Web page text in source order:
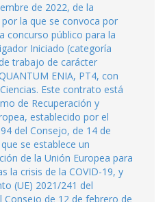
de 2022, de la
la que se convoca por
concurso público para la
Iniciado (categoría
trabajo de carácter
ENIA, PT4, con
Este contrato está
de Recuperación y
establecido por el
del Consejo, de 14 de
se establece un
de la Unión Europea para
la crisis de la COVID-19, y
(UE) 2021/241 del
Consejo de 12 de febrero de